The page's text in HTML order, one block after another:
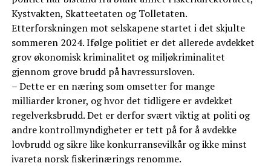
Kystvakten, Skatteetaten og Tolletaten.
Etterforskningen mot selskapene startet i det skjulte
sommeren 2024. Ifølge politiet er det allerede avdekket
grov økonomisk kriminalitet og miljøkriminalitet
gjennom grove brudd på havressursloven.
– Dette er en næring som omsetter for mange
milliarder kroner, og hvor det tidligere er avdekket
regelverksbrudd. Det er derfor svært viktig at politi og
andre kontrollmyndigheter er tett på for å avdekke
lovbrudd og sikre like konkurransevilkår og ikke minst
ivareta norsk fiskerinærings renomme.